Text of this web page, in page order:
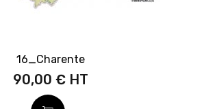
16_Charente
90,00 €